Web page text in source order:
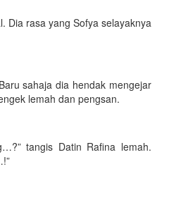
Dia rasa yang Sofya selayaknya
sahaja dia hendak mengejar
lemah dan pengsan.
tangis Datin Rafina lemah.